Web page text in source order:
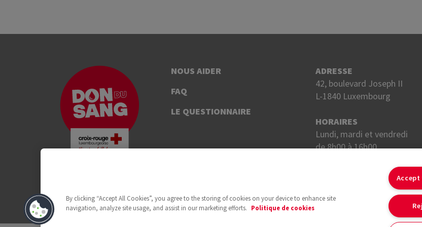
NOUS AIDER
FAQ
LE QUESTIONNAIRE
ADRESSE
42, boulevard Joseph II
L-1840 Luxembourg
HORAIRES
Lundi, mardi et vendredi
de 8h00 à 16h00.
By clicking “Accept All Cookies”, you agree to the storing of cookies on your device to enhance site
navigation, analyze site usage, and assist in our marketing efforts.
Politique de cookies